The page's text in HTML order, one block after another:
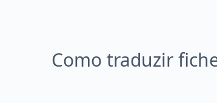
Como traduzir